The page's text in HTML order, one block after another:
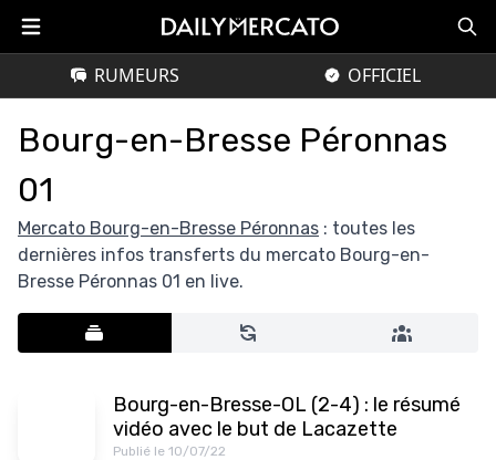
RUMEURS OFFICIEL
Bourg-en-Bresse Péronnas
01
Mercato Bourg-en-Bresse Péronnas : toutes les
dernières infos transferts du mercato Bourg-en-
Bresse Péronnas 01 en live.
Bourg-en-Bresse-OL (2-4) : le résumé
vidéo avec le but de Lacazette
Publié le 10/07/22